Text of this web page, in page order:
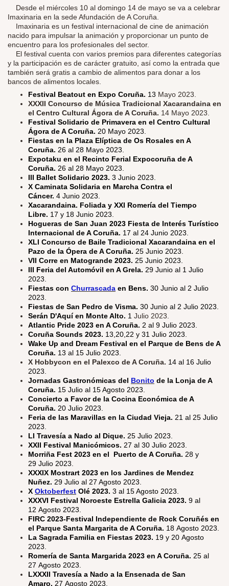
Desde el miércoles 10 al domingo 14 de mayo se va a celebrar
Imaxinaria en la sede Afundación de A Coruña.
Imaxinaria es un festival internacional de cine de animación
nacido para impulsar la animación y proporcionar un punto de
encuentro para los profesionales del sector.
El festival cuenta con varios premios para diferentes categorías
y la participación es de carácter gratuito, así como la entrada que
también será gratis a cambio de alimentos para donar a los
bancos de alimentos locales.
Festival Beatout en Expo Coruña. 13 Mayo 2023.
XXXII Concurso de Música Tradicional Xacarandaina en
el Centro Cultural Ágora de A Coruña. 14 Mayo 2023.
Festival Solidario de Primavera en el Centro Cultural
Ágora de A Coruña. 20 Mayo 2023.
Fiestas en la Plaza Elíptica de Os Rosales en A
Coruña. 26 al 28 Mayo 2023.
Expotaku en el Recinto Ferial Expocoruña de A
Coruña. 26 al 28 Mayo 2023.
III Ballet Solidario 2023. 3 Junio 2023.
X Caminata Solidaria en Marcha Contra el
Cáncer. 4 Junio 2023.
Xacarandaina. Foliada y XXI Romería del Tiempo
Libre. 17 y 18 Junio 2023.
Hogueras de San Juan 2023 Fiesta de Interés Turístico
Internacional de A Coruña. 17 al 24 Junio 2023.
XLI Concurso de Baile Tradicional Xacarandaina en el
Pazo de la Ópera de A Coruña. 25 Junio 2023.
VII Corre en Matogrande 2023. 25 Junio 2023.
III Feria del Automóvil en A Grela. 29 Junio al 1 Julio
2023.
Fiestas con Churrascada en Bens. 30 Junio al 2 Julio
2023.
Fiestas de San Pedro de Visma. 30 Junio al 2 Julio 2023.
Serán D'Aquí en Monte Alto. 1 Julio 2023.
Atlantic Pride 2023 en A Coruña. 2 al 9 Julio 2023.
Coruña Sounds 2023. 13,20,22 y 31 Julio 2023.
Wake Up and Dream Festival en el Parque de Bens de A
Coruña. 13 al 15 Julio 2023.
X Hobbycon en el Palexco de A Coruña. 14 al 16 Julio
2023.
Jornadas Gastronómicas del Bonito de la Lonja de A
Coruña. 15 Julio al 15 Agosto 2023.
Concierto a Favor de la Cocina Económica de A
Coruña. 20 Julio 2023.
Feria de las Maravillas en la Ciudad Vieja. 21 al 25 Julio
2023.
LI Travesía a Nado al Dique. 25 Julio 2023.
XXII Festival Manicómicos. 27 al 30 Julio 2023.
Morriña Fest 2023 en el Puerto de A Coruña. 28 y
29 Julio 2023.
XXXIX Mostrart 2023 en los Jardines de Mendez
Nuñez. 29 Julio al 27 Agosto 2023.
X Oktoberfest Olé 2023. 3 al 15 Agosto 2023.
XXXVI Festival Noroeste Estrella Galicia 2023. 9 al
12 Agosto 2023.
FIRC 2023-Festival Independiente de Rock Coruñés en
el Parque Santa Margarita de A Coruña. 18 Agosto 2023.
La Sagrada Familia en Fiestas 2023. 19 y 20 Agosto
2023.
Romería de Santa Margarida 2023 en A Coruña. 25 al
27 Agosto 2023.
LXXXII Travesía a Nado a la Ensenada de San
Amaro. 27 Agosto 2023.